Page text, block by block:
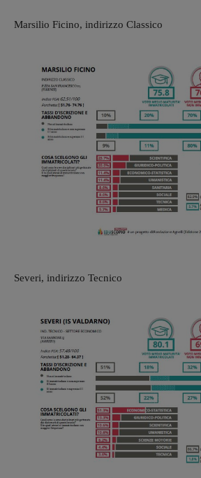
Marsilio Ficino, indirizzo Classico
Severi, indirizzo Tecnico